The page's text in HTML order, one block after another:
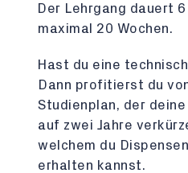
Der Lehrgang dauert
maximal 20 Wochen.
Hast du eine
Dann profitierst du
Studienplan, der
auf zwei Jahre
welchem du
erhalten kannst.